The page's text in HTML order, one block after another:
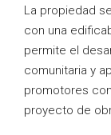
La propiedad
con una
permite el
comunitaria y
promotores
proyecto de